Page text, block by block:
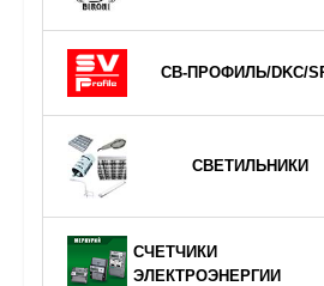
СВ-ПРОФИЛЬ/DKC/
СВЕТИЛЬНИКИ
СЧЕТЧИКИ
ЭЛЕКТРОЭНЕРГИИ